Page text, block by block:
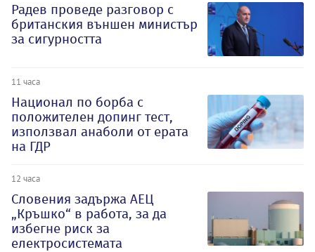
Радев проведе разговор с
британския външен министър
за сигурността
11 часа
Национал по борба с
положителен допинг тест,
използвал анаболи от ерата
на ГДР
12 часа
Словения задържа АЕЦ
„Кръшко“ в работа, за да
избегне риск за
електросистемата